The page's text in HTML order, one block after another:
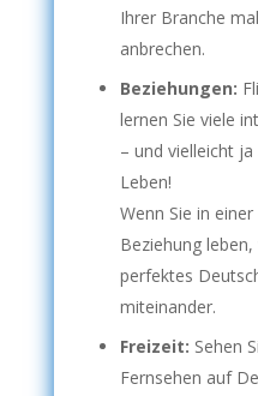
Ihrer Branche
anbrechen.
Beziehungen:
lernen Sie viele
– und vielleicht
Leben!
Wenn Sie in
Beziehung
perfektes
miteinander.
Freizeit: Sehen
Fernsehen auf